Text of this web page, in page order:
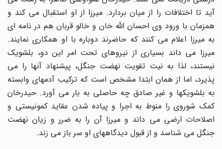
آید تا اختلافات را از میان بردارد. میرزا از او استقبال می کند و
همزمان با ورود وی احسان الله خان و خالو قربان هم در نامه ای
به میرزا اعلام می کنند که حاضرند دوباره با او همکاری نمایند.
میرزا می داند بسیاری از نیروهای تحت امر این دو، بلشویک
نیستند، لذا به نیت تقویت نهضت جنگل، پیشنهاد آنها را می
پذیرد، اما از همان ابتدا مشخص است که ترکیب آدمهای وابسته
به بلشویکها و غیر صادق چه حاصلی به بار می آورد. حیدرخان
کمک شوروی را منوط به اجرا و پیاده شدن عقاید کمونیستی و
اصلاحات ارضی می داند و میرزا آن را به ضرر و زیان نهضت
جنگل می شناسد و از قبول دیدگاههای او سر باز می زند.